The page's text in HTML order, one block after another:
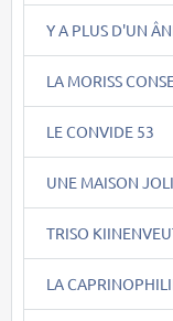
Y A PLUS D'UN
LA MORISS
LE CONVIDE 53
UNE MAISON
TRISO
LA